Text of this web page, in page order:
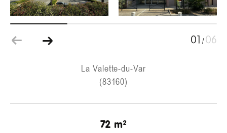
01 /06
La Valette-du-Var
(83160)
72 m²